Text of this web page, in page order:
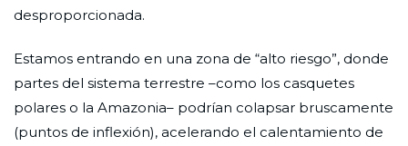
desproporcionada.
Estamos entrando en una zona de “alto riesgo”, donde
partes del sistema terrestre –como los casquetes
polares o la Amazonia– podrían colapsar bruscamente
(puntos de inflexión), acelerando el calentamiento de